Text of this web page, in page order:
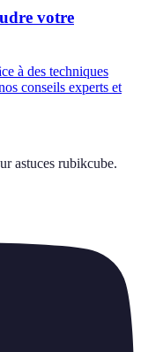
votre
à des techniques
conseils experts et
astuces rubikcube.